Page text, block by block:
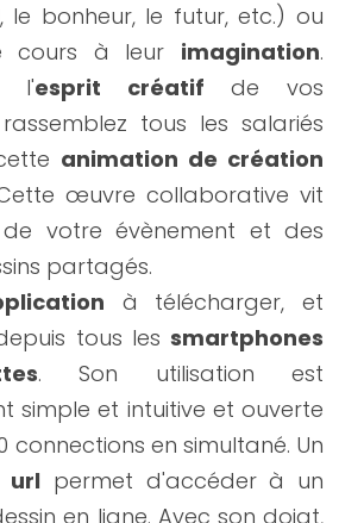
le bonheur, le futur, etc.) ou
cours à leur imagination.
l'esprit créatif de vos
tous les salariés
animation de création
œuvre collaborative vit
votre évènement et des
partagés.
à télécharger, et
tous les smartphones
. Son utilisation est
simple et intuitive et ouverte
url permet d'accéder à un
en ligne. Avec son doigt,